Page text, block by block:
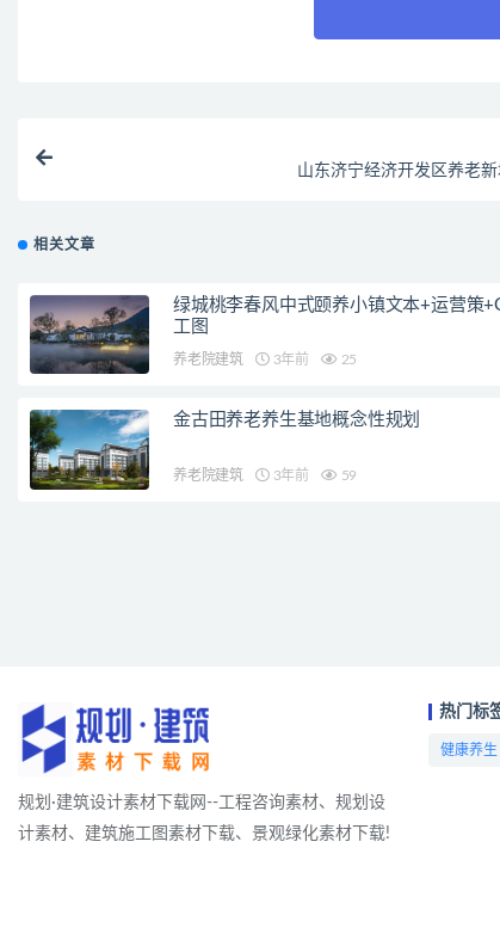
山东济宁经济开发区养老新
相关文章
绿城桃李春风中式颐养小镇文本+运营策
工图
养老院建筑 3年前 25
金古田养老养生基地概念性规划
养老院建筑 3年前 59
规划·建筑设计素材下载网--工程咨询素材、规划设
计素材、建筑施工图素材下载、景观绿化素材下载!
热门标
健康养生